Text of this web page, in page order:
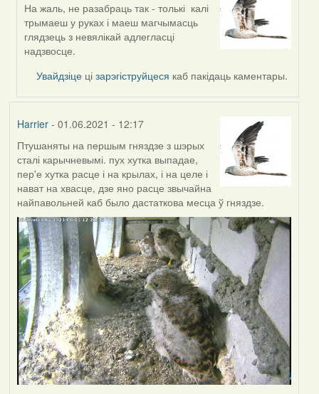
In
reply
to
by
Annika
На жаль, не разабраць так - толькі калі
трымаеш у руках і маеш магчымасць
глядзець з невялікай адлегласці
надзвосце.
Увайдзіце цізарэгіструйцеся каб пакідаць каментары.
Harrier- 01.06.2021 - 12:17
Птушаняты на першым гняздзе з шэрых
сталі карычневымі. пух хутка выпадае,
пер'е хутка расце і на крылах, і на целе і
нават на хвасце, дзе яно расце звычайна
найпавольней каб было дастаткова месца ў гняздзе.